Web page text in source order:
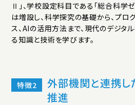
Ⅱ」、学校設定科目である「総合科学
は増設し、科学探究の基礎から、プロ
ス、AIの活用方法まで、現代のデジタ
る知識と技術を学びます。
外部機関と連携
推進